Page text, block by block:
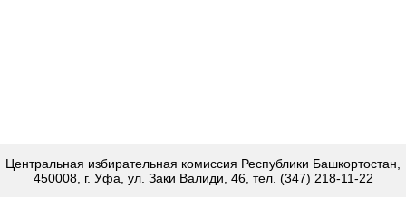
Центральная избирательная комиссия Республики Башкортостан,
450008, г. Уфа, ул. Заки Валиди, 46, тел. (347) 218-11-22